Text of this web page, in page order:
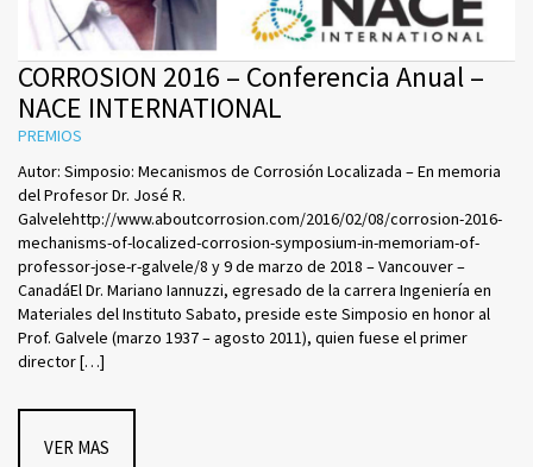
CORROSION 2016 – Conferencia Anual –
NACE INTERNATIONAL
PREMIOS
Autor: Simposio: Mecanismos de Corrosión Localizada – En memoria
del Profesor Dr. José R.
Galvelehttp://www.aboutcorrosion.com/2016/02/08/corrosion-2016-
mechanisms-of-localized-corrosion-symposium-in-memoriam-of-
professor-jose-r-galvele/8 y 9 de marzo de 2018 – Vancouver –
CanadáEl Dr. Mariano Iannuzzi, egresado de la carrera Ingeniería en
Materiales del Instituto Sabato, preside este Simposio en honor al
Prof. Galvele (marzo 1937 – agosto 2011), quien fuese el primer
director […]
VER MAS